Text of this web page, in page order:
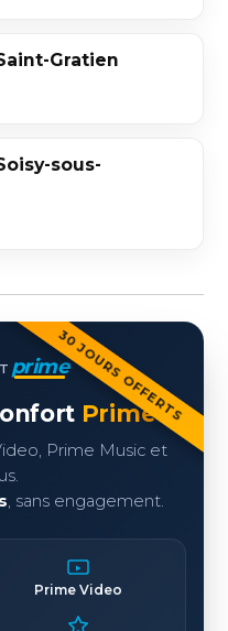
Gratien
sous-
30 JOURS OFFERTS
prime
Prime
Prime Music et
, sans engagement.
Prime Video